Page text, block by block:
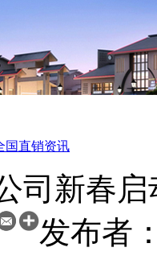
国直销资讯
司新春
发布者